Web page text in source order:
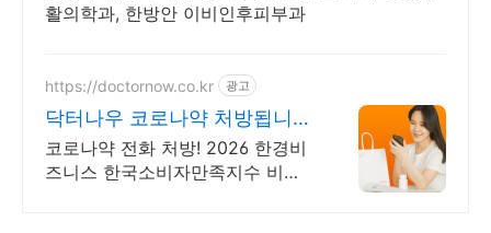
활의학과, 한방안 이비인후피부과
https://doctornow.co.kr 광고
닥터나우 코로나약 처방됩니다
365일 24시간 진료가능
코로나약 전화 처방! 2026 한경비
즈니스 한국소비자만족지수 비대